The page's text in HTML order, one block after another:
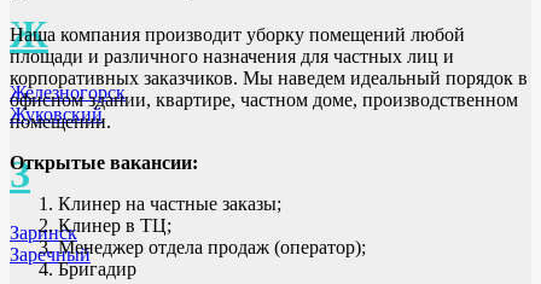
Ж
Железногорск
Жуковский
З
Заринск
Заречный
Наша компания производит уборку помещений любой
площади и различного назначения для частных лиц и
корпоративных заказчиков. Мы наведем идеальный порядок в
офисном здании, квартире, частном доме, производственном
помещении.
Открытые вакансии:
Клинер на частные заказы;
Клинер в ТЦ;
Менеджер отдела продаж (оператор);
Бригадир